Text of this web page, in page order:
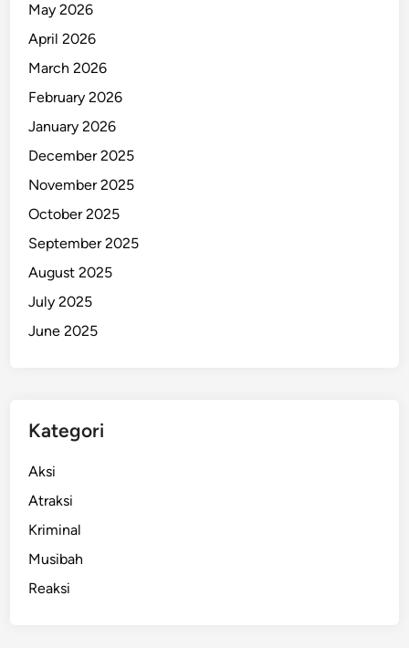
May 2026
April 2026
March 2026
February 2026
January 2026
December 2025
November 2025
October 2025
September 2025
August 2025
July 2025
June 2025
Kategori
Aksi
Atraksi
Kriminal
Musibah
Reaksi